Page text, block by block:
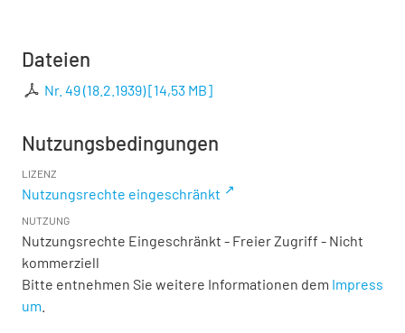
Dateien
Nr. 49 (18.2.1939)[14,53 MB]
Nutzungsbedingungen
LIZENZ
Nutzungsrechte eingeschränkt
NUTZUNG
Nutzungsrechte Eingeschränkt - Freier Zugriff - Nicht
kommerziell
Bitte entnehmen Sie weitere Informationen dem Impress
um